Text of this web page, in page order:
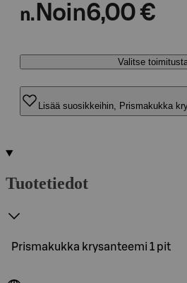
n. Noin6,00 €
Valitse
Lisää suosikkeihin, Prismakukka
Tuotetiedot
Prismakukka krysanteemi 1 pit